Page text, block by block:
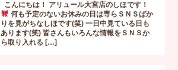
こんにちは！ アリュール大宮店のしほです！
何も予定のないお休みの日は専らＳＮＳばか
りを見がちなしほです(笑) 一日中見ている日も
あります(笑) 皆さんもいろんな情報をＳＮＳか
ら取り入れる […]